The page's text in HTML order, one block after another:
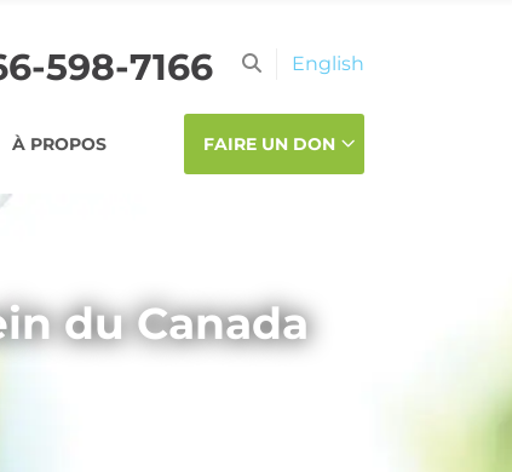
598-7166 English
À PROPOS FAIRE UN DON
du Canada